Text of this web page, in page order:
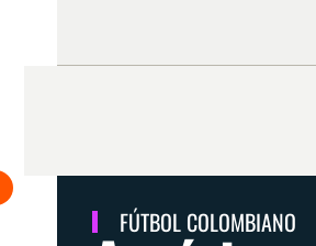
FÚTBOL COLOMBIANO